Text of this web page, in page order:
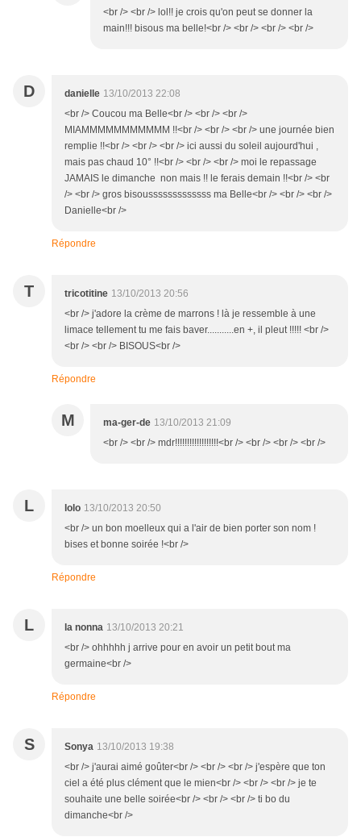
<br /> <br /> lol!! je crois qu'on peut se donner la
main!!! bisous ma belle!<br /> <br /> <br /> <br />
D danielle 13/10/2013 22:08
<br /> Coucou ma Belle<br /> <br /> <br />
MIAMMMMMMMMMMM !!<br /> <br /> <br /> une journée bien
remplie !!<br /> <br /> <br /> ici aussi du soleil aujourd'hui ,
mais pas chaud 10° !!<br /> <br /> <br /> moi le repassage
JAMAIS le dimanche non mais !! le ferais demain !!<br /> <br
/> <br /> gros bisousssssssssssss ma Belle<br /> <br /> <br />
Danielle<br />
Répondre
T tricotitine 13/10/2013 20:56
<br /> j'adore la crème de marrons ! là je ressemble à une
limace tellement tu me fais baver...........en +, il pleut !!!!! <br />
<br /> <br /> BISOUS<br />
Répondre
M ma-ger-de 13/10/2013 21:09
<br /> <br /> mdr!!!!!!!!!!!!!!!!!!<br /> <br /> <br /> <br />
L lolo 13/10/2013 20:50
<br /> un bon moelleux qui a l'air de bien porter son nom !
bises et bonne soirée !<br />
Répondre
L la nonna 13/10/2013 20:21
<br /> ohhhhh j arrive pour en avoir un petit bout ma
germaine<br />
Répondre
S Sonya 13/10/2013 19:38
<br /> j'aurai aimé goûter<br /> <br /> <br /> j'espère que ton
ciel a été plus clément que le mien<br /> <br /> <br /> je te
souhaite une belle soirée<br /> <br /> <br /> ti bo du
dimanche<br />